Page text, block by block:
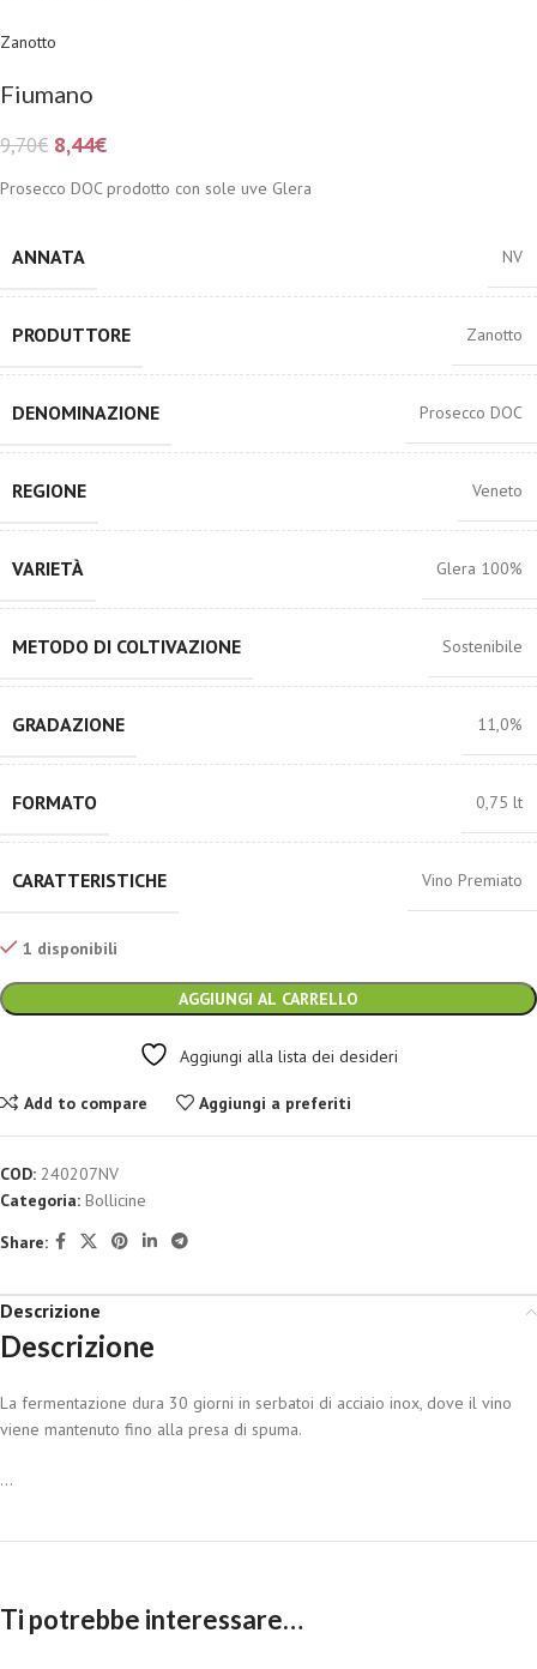
Zanotto
Fiumano
9,70€ 8,44€
Prosecco DOC prodotto con sole uve Glera
ANNATA NV
PRODUTTORE Zanotto
DENOMINAZIONE Prosecco DOC
REGIONE Veneto
VARIETÀ Glera 100%
METODO DI COLTIVAZIONE Sostenibile
GRADAZIONE 11,0%
FORMATO 0,75 lt
CARATTERISTICHE Vino Premiato
1 disponibili
AGGIUNGI AL CARRELLO
Aggiungi alla lista dei desideri
Add to compare Aggiungi a preferiti
COD: 240207NV
Categoria: Bollicine
Share:
Descrizione
Descrizione
La fermentazione dura 30 giorni in serbatoi di acciaio inox, dove il vino
viene mantenuto fino alla presa di spuma.
...
Ti potrebbe interessare…